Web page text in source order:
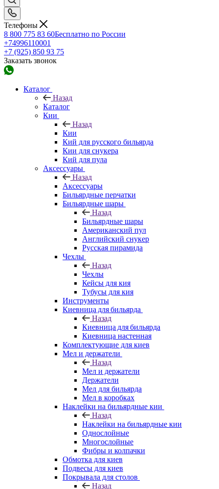
Телефоны
8 800 775 83 60Бесплатно по России
+74996110001
+7 (925) 850 93 75
Заказать звонок
Каталог
Назад
Каталог
Кии
Назад
Кии
Кий для русского бильярда
Кии для снукера
Кий для пула
Аксессуары
Назад
Аксессуары
Бильярдные перчатки
Бильярдные шары
Назад
Бильярдные шары
Американский пул
Английский снукер
Русская пирамида
Чехлы
Назад
Чехлы
Кейсы для кия
Тубусы для кия
Инструменты
Киевница для бильярда
Назад
Киевница для бильярда
Киевница настенная
Комплектующие для киев
Мел и держатели
Назад
Мел и держатели
Держатели
Мел для бильярда
Мел в коробках
Наклейки на бильярдные кии
Назад
Наклейки на бильярдные кии
Однослойные
Многослойные
Фибры и колпачки
Обмотка для киев
Подвесы для киев
Покрывала для столов
Назад